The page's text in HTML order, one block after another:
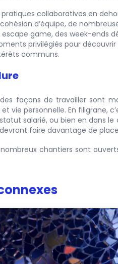
pratiques collaboratives en
d’équipe, de
game, des week-ends
privilégiés pour
communs.
façons de travailler sont
vie personnelle. En filigrane,
salarié, ou bien en dans le
faire davantage de
chantiers sont